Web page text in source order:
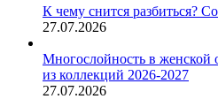
К чему снится разбиться?
27.07.2026
Многослойность в женской
из коллекций 2026-2027
27.07.2026